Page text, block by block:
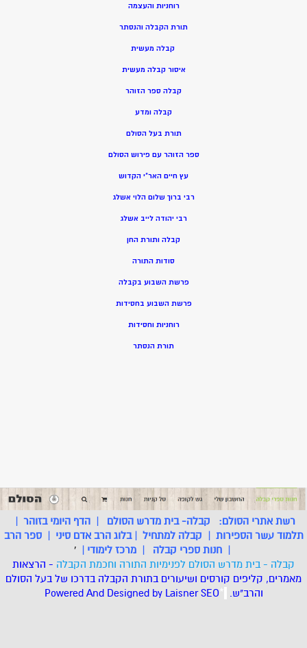
רוחניות והעצמה
תורת הקבלה והנסתר
קבלה מעשית
איסור קבלה מעשית
קבלה ספר הזוהר
קבלה ומדע
תורת בעל הסולם
ספר הזוהר עם פירוש הסולם
עץ חיים האר”י הקדוש
רבי ברוך שלום הלוי אשלג
רבי יהודה לייב אשלג
קבלה ותורת החן
סודות התורה
פרשת השבוע בקבלה
פרשת השבוע בחסידות
רוחניות וחסידות
תורת הנסתר
רשת אתרי הסולם: קבלה- בית מדרש הסולם |הדף היומי בזוהר |
תלמוד עשר הספירות | קבלה למתחיל |בלוג הרב אדם סיני |ספר הרב
| חנות ספרי קבלה | מרכז לימודי |
'
קבלה - בית מדרש הסולם לפנימיות התורה וחכמת הקבלה - הרצאות
מאמרים, קליפים קורסים ושיעורים בתורת הקבלה בדרכו של בעל הסולם
והרב"ש. *
Powered And Designed by LaisnerSEO